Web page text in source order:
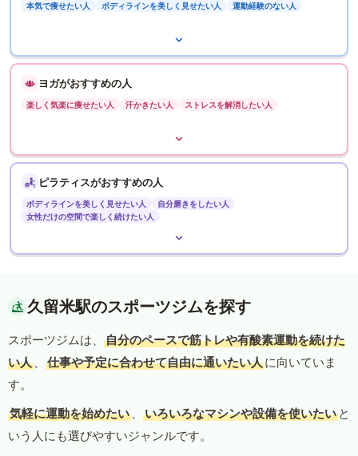
本気で痩せたい人 ボディラインを美しく見せたい人 運動経験のない人
ヨガがおすすめの人
楽しく気楽に痩せたい人 汗かきたい人 ストレスを解消したい人
ピラティスがおすすめの人
ボディラインを美しく見せたい人
自分磨きをしたい人
女性だけの空間で楽しく続けたい人
久留米駅のスポーツジムを探す
スポーツジムは、
自分のペースで筋トレや有酸素運動を続けた
い人 、 仕事や予定に合わせて自由に通いたい人に向いていま
す。
気軽に運動を始めたい 、 いろいろなマシンや設備を使いたい と
いう人にも選びやすいジャンルです。